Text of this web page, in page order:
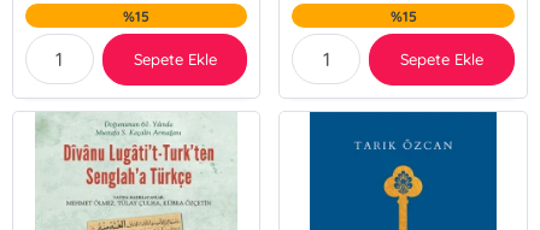
%15
Sepete Ekle
%15
Sepete Ekle